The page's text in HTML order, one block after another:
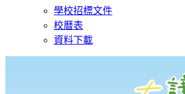
學校招標文件
校曆表
資料下載